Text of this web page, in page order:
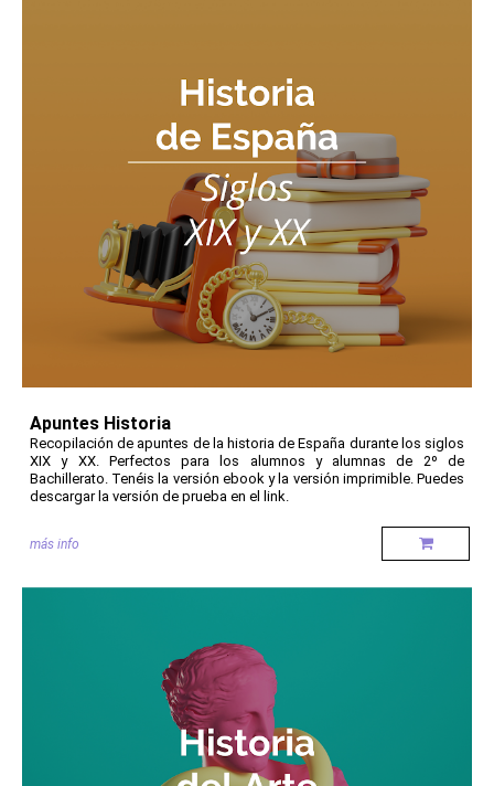
Apuntes Historia
Recopilación de apuntes de la historia de España durante los siglos
XIX y XX. Perfectos para los alumnos y alumnas de 2º de
Bachillerato. Tenéis la versión ebook y la versión imprimible. Puedes
descargar la versión de prueba en el link.
más info